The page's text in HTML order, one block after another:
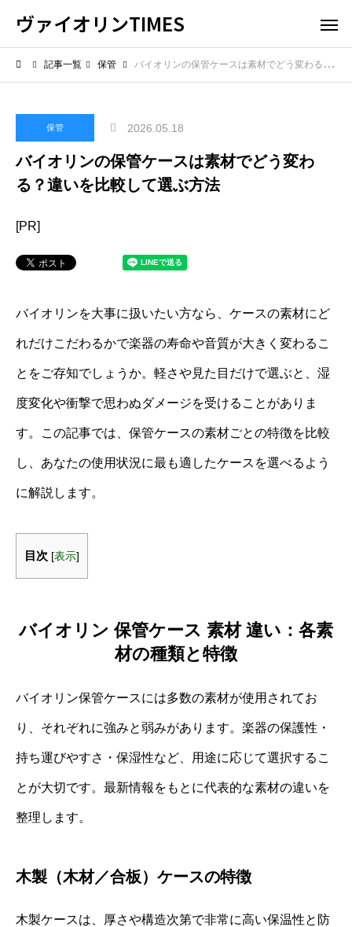
ヴァイオリンTIMES
記事一覧 保管 バイオリンの保管ケースは素材でどう変わる？違いを比較して選ぶ方法
保管 2026.05.18
バイオリンの保管ケースは素材でどう変わ
る？違いを比較して選ぶ方法
[PR]
バイオリンを大事に扱いたい方なら、ケースの素材にど
れだけこだわるかで楽器の寿命や音質が大きく変わるこ
とをご存知でしょうか。軽さや見た目だけで選ぶと、湿
度変化や衝撃で思わぬダメージを受けることがありま
す。この記事では、保管ケースの素材ごとの特徴を比較
し、あなたの使用状況に最も適したケースを選べるよう
に解説します。
目次 [表示]
バイオリン 保管ケース 素材 違い：各素
材の種類と特徴
バイオリン保管ケースには多数の素材が使用されてお
り、それぞれに強みと弱みがあります。楽器の保護性・
持ち運びやすさ・保湿性など、用途に応じて選択するこ
とが大切です。最新情報をもとに代表的な素材の違いを
整理します。
木製（木材／合板）ケースの特徴
木製ケースは、厚さや構造次第で非常に高い保温性と防